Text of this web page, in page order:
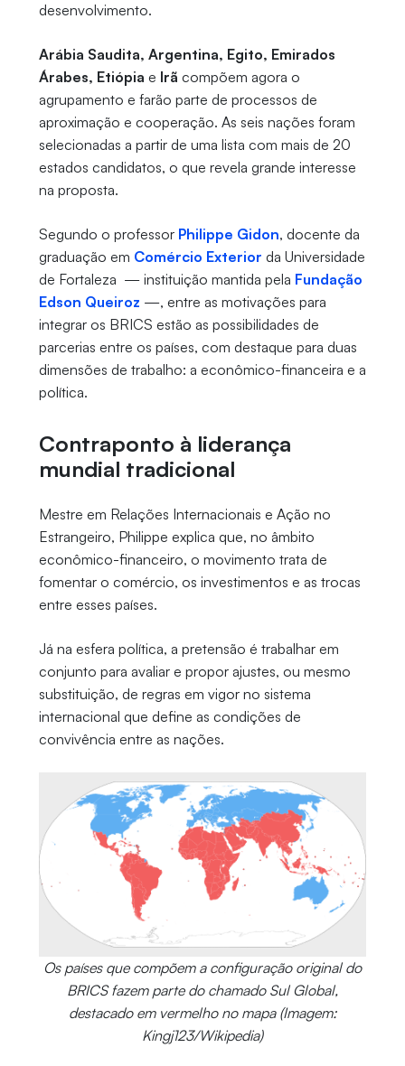
desenvolvimento.
Arábia Saudita, Argentina, Egito, Emirados
Árabes, Etiópia e Irã compõem agora o
agrupamento e farão parte de processos de
aproximação e cooperação. As seis nações foram
selecionadas a partir de uma lista com mais de 20
estados candidatos, o que revela grande interesse
na proposta.
Segundo o professor Philippe Gidon, docente da
graduação em Comércio Exterior da Universidade
de Fortaleza — instituição mantida pela Fundação
Edson Queiroz —, entre as motivações para
integrar os BRICS estão as possibilidades de
parcerias entre os países, com destaque para duas
dimensões de trabalho: a econômico-financeira e a
política.
Contraponto à liderança
mundial tradicional
Mestre em Relações Internacionais e Ação no
Estrangeiro, Philippe explica que, no âmbito
econômico-financeiro, o movimento trata de
fomentar o comércio, os investimentos e as trocas
entre esses países.
Já na esfera política, a pretensão é trabalhar em
conjunto para avaliar e propor ajustes, ou mesmo
substituição, de regras em vigor no sistema
internacional que define as condições de
convivência entre as nações.
Os países que compõem a configuração original do
BRICS fazem parte do chamado Sul Global,
destacado em vermelho no mapa (Imagem:
Kingj123/Wikipedia)